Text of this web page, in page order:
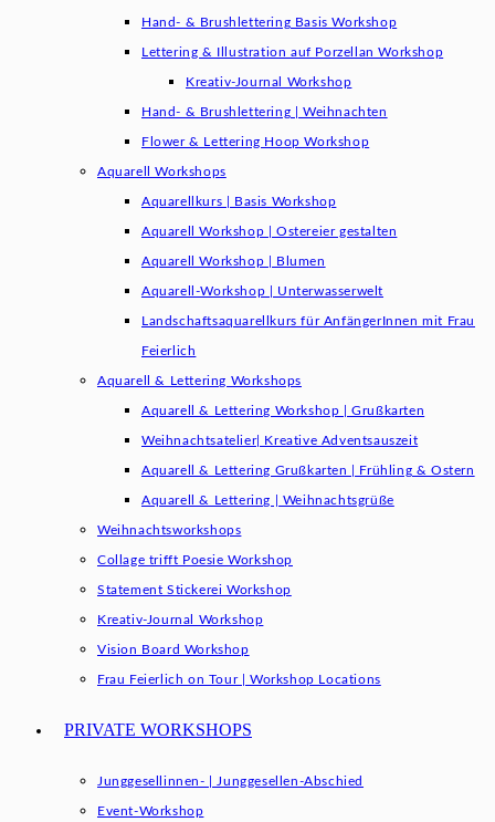
Hand- & Brushlettering Basis Workshop
Lettering & Illustration auf Porzellan Workshop
Kreativ-Journal Workshop
Hand- & Brushlettering | Weihnachten
Flower & Lettering Hoop Workshop
Aquarell Workshops
Aquarellkurs | Basis Workshop
Aquarell Workshop | Ostereier gestalten
Aquarell Workshop | Blumen
Aquarell-Workshop | Unterwasserwelt
Landschaftsaquarellkurs für AnfängerInnen mit Frau
Feierlich
Aquarell & Lettering Workshops
Aquarell & Lettering Workshop | Grußkarten
Weihnachtsatelier| Kreative Adventsauszeit
Aquarell & Lettering Grußkarten | Frühling & Ostern
Aquarell & Lettering | Weihnachtsgrüße​
Weihnachtsworkshops
Collage trifft Poesie Workshop
Statement Stickerei Workshop
Kreativ-Journal Workshop
Vision Board Workshop
Frau Feierlich on Tour | Workshop Locations
PRIVATE WORKSHOPS
Junggesellinnen- | Junggesellen-Abschied
Event-Workshop